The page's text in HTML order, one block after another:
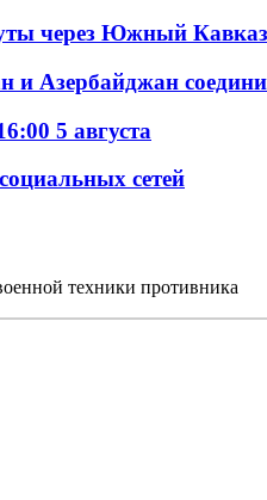
через Южный Кавказ
Азербайджан
5 августа
сетей
техники противника